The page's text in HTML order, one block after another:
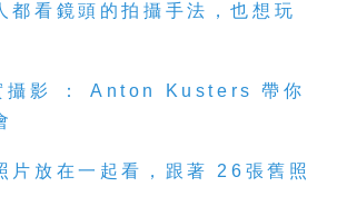
都看鏡頭的拍攝手法，也想玩
攝影 ： Anton Kusters 帶你
片放在一起看，跟著 26張舊照